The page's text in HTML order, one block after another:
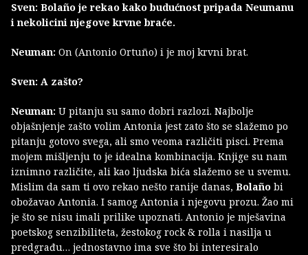
Sven: Bolaño je rekao kako budućnost pripada Neumanu
i nekolicini njegove krvne braće.
Neuman: On (Antonio Ortuño) i je moj krvni brat.
Sven: A zašto?
Neuman: U pitanju su samo dobri razlozi. Najbolje
objašnjenje zašto volim Antonia jest zato što se slažemo po
pitanju gotovo svega, ali smo veoma različiti pisci. Prema
mojem mišljenju to je idealna kombinacija. Knjige su nam
iznimno različite, ali kao ljudska bića slažemo se u svemu.
Mislim da sam ti ovo rekao nešto ranije danas, Bolaño bi
obožavao Antonia. I samog Antonia i njegovu prozu. Žao mi
je što se nisu imali prilike upoznati. Antonio je mješavina
poetskog senzibiliteta, žestokog rock & rolla i nasilja u
predgrađu… jednostavno ima sve što bi interesiralo